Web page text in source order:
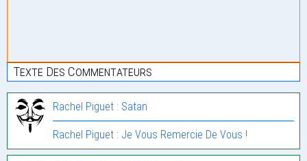
Texte Des Commentateurs
Rachel Piguet : Satan
Rachel Piguet : Je Vous Remercie De Vous !